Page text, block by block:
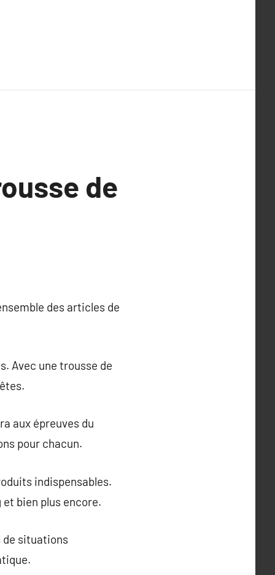
de
des articles de
Avec une trousse de
aux épreuves du
pour chacun.
indispensables.
bien plus encore.
de situations